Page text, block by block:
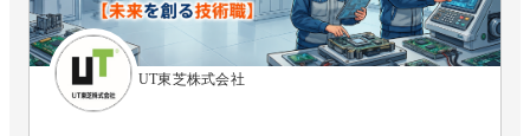
UT東芝株式会社